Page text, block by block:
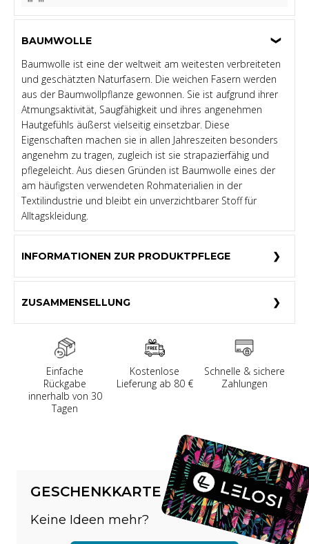
BAUMWOLLE
Baumwolle ist eine der weltweit am weitesten verbreiteten
und geschätzten Naturfasern. Die weichen Fasern werden
aus der Baumwollpflanze gewonnen. Sie ist aufgrund ihrer
Atmungsaktivität, Saugfähigkeit und ihres angenehmen
Hautgefühls äußerst vielseitig einsetzbar. Diese
Eigenschaften machen sie in allen Jahreszeiten besonders
angenehm zu tragen, zugleich ist sie strapazierfähig und
pflegeleicht. Aus diesen Gründen ist Baumwolle eines der
am häufigsten verwendeten Rohmaterialien in der
Textilindustrie und bleibt ein unverzichtbarer Stoff für
Alltagskleidung.
INFORMATIONEN ZUR PRODUKTPFLEGE
ZUSAMMENSELLUNG
Einfache
Rückgabe
innerhalb von 30
Tagen
Kostenlose
Lieferung ab 80 €
Schnelle & sichere
Zahlungen
GESCHENKKARTE
Keine Ideen mehr?